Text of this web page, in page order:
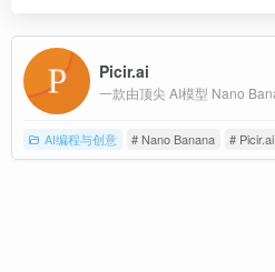
Picir.ai
AI编程与创意 # Nano Banana # Picir.ai